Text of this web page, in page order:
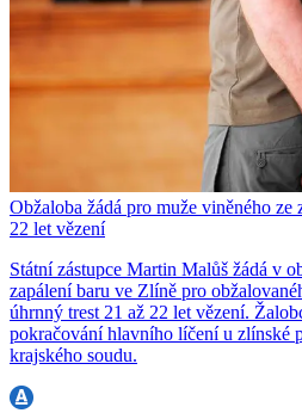
Obžaloba žádá pro muže viněného
22 let vězení
Státní zástupce Martin Malůš žádá v
zapálení baru ve Zlíně pro
úhrnný trest 21 až 22 let vězení.
pokračování hlavního líčení u zlínské
krajského soudu.